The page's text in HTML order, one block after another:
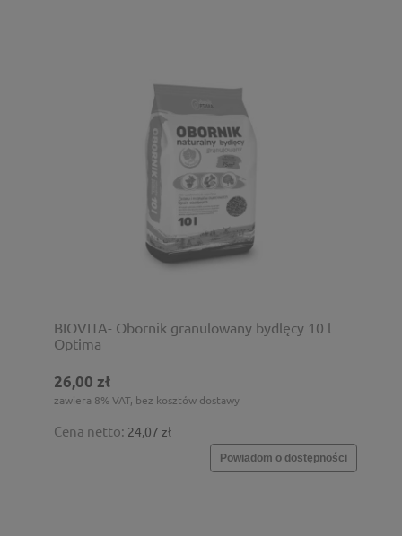
BIOVITA- Obornik granulowany bydlęcy 10 l
Optima
26,00 zł
zawiera 8% VAT, bez kosztów dostawy
Cena netto: 24,07 zł
Powiadom o dostępności